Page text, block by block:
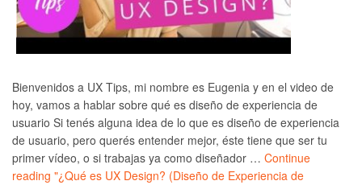
Bienvenidos a UX Tips, mi nombre es Eugenia y en el video de
hoy, vamos a hablar sobre qué es diseño de experiencia de
usuario Si tenés alguna idea de lo que es diseño de experiencia
de usuario, pero querés entender mejor, éste tiene que ser tu
primer vídeo, o si trabajas ya como diseñador … Continue
reading "¿Qué es UX Design? (Diseño de Experiencia de